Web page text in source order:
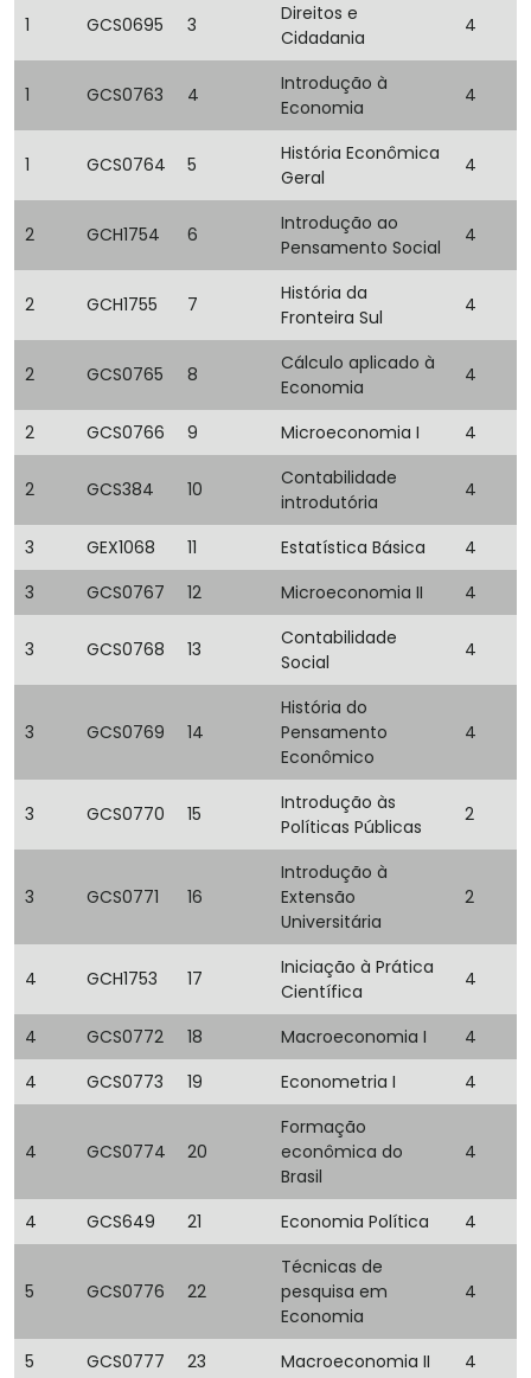
1 GCS0695 3
Direitos e
Cidadania
4
1 GCS0763 4
Introdução à
Economia
4
1 GCS0764 5
História Econômica
Geral
4
2 GCH1754 6
Introdução ao
Pensamento Social
4
2 GCH1755 7
História da
Fronteira Sul
4
2 GCS0765 8
Cálculo aplicado à
Economia
4
2 GCS0766 9 Microeconomia I 4
2 GCS384 10
Contabilidade
introdutória
4
3 GEX1068 11 Estatística Básica
4
3
GCS0767 12 Microeconomia II 4
3 GCS0768 13
Contabilidade
Social
4
3 GCS0769 14
História do
Pensamento
Econômico
4
3 GCS0770 15
Introdução às
Políticas Públicas
2
3 GCS0771 16
Introdução à
Extensão
Universitária
2
4 GCH1753 17
Iniciação à Prática
Científica
4
4 GCS0772 18 Macroeconomia I
4
4
GCS0773 19 Econometria I 4
4 GCS0774 20
Formação
econômica do
Brasil
4
4 GCS649 21 Economia Política 4
5 GCS0776 22
Técnicas de
pesquisa em
Economia
4
5 GCS0777 23 Macroeconomia II
4